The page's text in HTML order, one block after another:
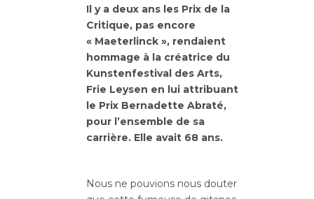
Il y a deux ans les Prix de la
Critique, pas encore
« Maeterlinck », rendaient
hommage à la créatrice du
Kunstenfestival des Arts,
Frie Leysen en lui attribuant
le Prix Bernadette Abraté,
pour l’ensemble de sa
carrière. Elle avait 68 ans.
Nous ne pouvions nous douter